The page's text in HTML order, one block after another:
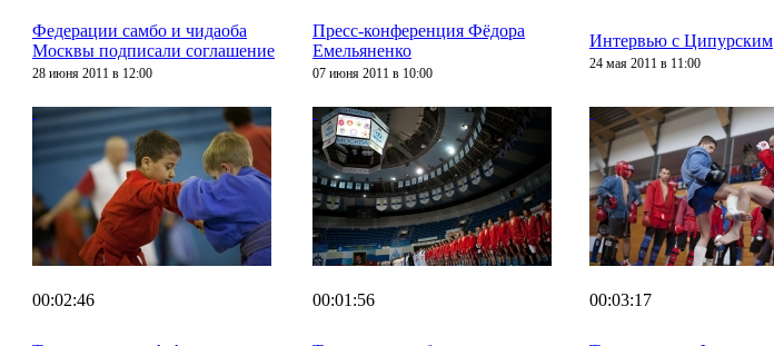
Федерации самбо и чидаоба
Москвы подписали соглашение
28 июня 2011 в 12:00
Пресс-конференция Фёдора
Емельяненко
07 июня 2011 в 10:00
Интервью с Ципурским
24 мая 2011 в 11:00
00:02:46 00:01:56 00:03:17